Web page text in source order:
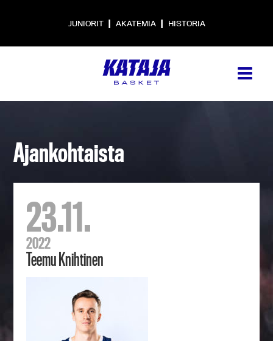
JUNIORIT | AKATEMIA | HISTORIA
Ajankohtaista
23.11.
2022
Teemu Knihtinen